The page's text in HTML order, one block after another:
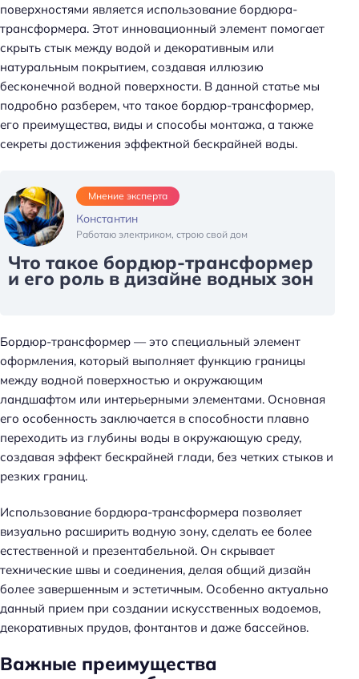
поверхностями является использование бордюра-
трансформера. Этот инновационный элемент помогает
скрыть стык между водой и декоративным или
натуральным покрытием, создавая иллюзию
бесконечной водной поверхности. В данной статье мы
подробно разберем, что такое бордюр-трансформер,
его преимущества, виды и способы монтажа, а также
секреты достижения эффектной бескрайней воды.
Мнение эксперта
Константин
Работаю электриком, строю свой дом
Что такое бордюр-трансформер
и его роль в дизайне водных зон
Бордюр-трансформер — это специальный элемент
оформления, который выполняет функцию границы
между водной поверхностью и окружающим
ландшафтом или интерьерными элементами. Основная
его особенность заключается в способности плавно
переходить из глубины воды в окружающую среду,
создавая эффект бескрайней глади, без четких стыков и
резких границ.
Использование бордюра-трансформера позволяет
визуально расширить водную зону, сделать ее более
естественной и презентабельной. Он скрывает
технические швы и соединения, делая общий дизайн
более завершенным и эстетичным. Особенно актуально
данный прием при создании искусственных водоемов,
декоративных прудов, фонтантов и даже бассейнов.
Важные преимущества